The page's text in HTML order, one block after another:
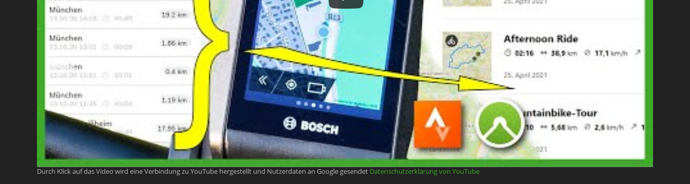
Durch Klick auf das Video wird eine Verbindung zu YouTube hergestellt und Nutzerdaten an Google gesendet Datenschutzerklärung von YouTube